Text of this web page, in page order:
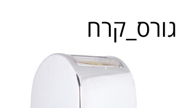
מקרר יין מדחס
גורס_קרח